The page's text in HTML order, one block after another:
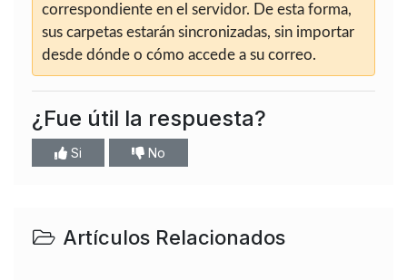
correspondiente en el servidor. De esta forma,
sus carpetas estarán sincronizadas, sin importar
desde dónde o cómo accede a su correo.
¿Fue útil la respuesta?
Si No
Artículos Relacionados